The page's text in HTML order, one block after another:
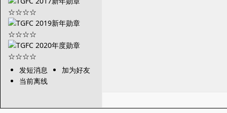
发短消息
加为好友
当前离线